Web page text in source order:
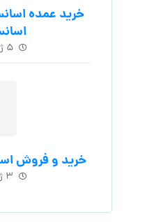
خرید عمده
۵ ژوئن, ۲۰۲۵
خرید و فروش
۳ ژوئن, ۲۰۲۵